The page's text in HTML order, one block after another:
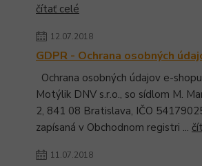
čítať celé
12.07.2018
GDPR - Ochrana osobných
Ochrana osobných údajov e-
Motýlik DNV s.r.o., so sídlom M.
2, 841 08 Bratislava, IČO
zapísaná v Obchodnom registri ...
11.07.2018